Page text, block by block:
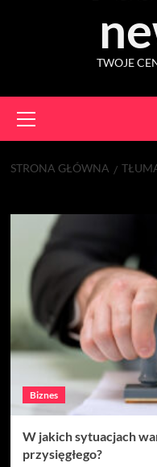
TWOJE
Menu
STRONA GŁÓWNA
Biznes
W jakich sytuacjach
przysięgłego?